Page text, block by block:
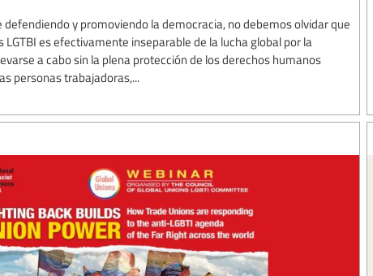
defendiendo y promoviendo la democracia, no debemos olvidar que
LGTBI es efectivamente inseparable de la lucha global por la
a cabo sin la plena protección de los derechos humanos
personas trabajadoras,...